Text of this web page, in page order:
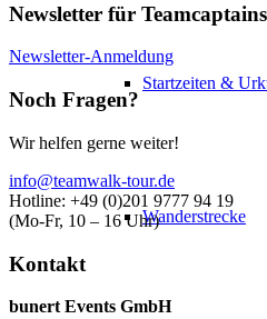
Startzeiten &
Wanderstrecke
Newsletter für Teamcaptains
Newsletter-Anmeldung
Noch Fragen?
Wir helfen gerne weiter!
info@teamwalk-tour.de
Hotline: +49 (0)201 9777 94 19
(Mo-Fr, 10 – 16 Uhr)
Kontakt
bunert Events GmbH